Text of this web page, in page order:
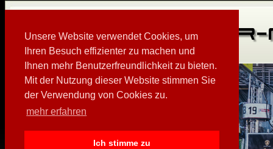
Unsere Website verwendet Cookies, um
Ihren Besuch effizienter zu machen und
Ihnen mehr Benutzerfreundlichkeit zu bieten.
Mit der Nutzung dieser Website stimmen Sie
der Verwendung von Cookies zu.
mehr erfahren
Ich stimme zu